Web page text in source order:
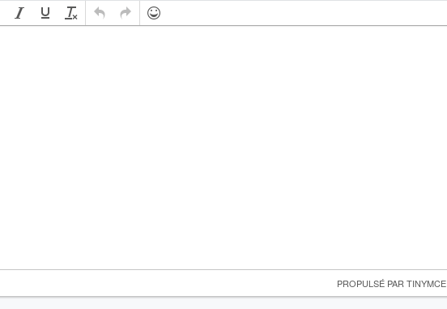
PROPULSÉ PAR TINYMCE